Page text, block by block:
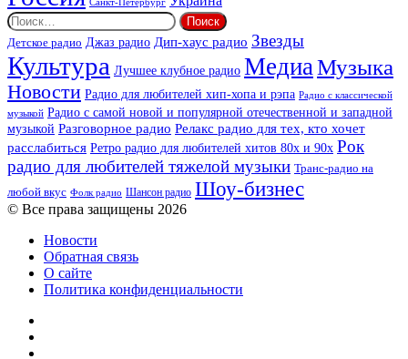
Санкт-Петербург
Найти:
Детское радио Джаз радио Дип-хаус радио Звезды
Культура Лучшее клубное радио МедиаМузыка
Новости Радио для любителей хип-хопа и рэпа Радио с классической
музыкой Радио с самой новой и популярной отечественной и западной
музыкой Разговорное радио Релакс радио для тех, кто хочет
расслабиться Ретро радио для любителей хитов 80х и 90х Рок
радио для любителей тяжелой музыки Транс-радио на
любой вкус Фолк радио Шансон радио Шоу-бизнес
© Все права защищены 2026
Новости
Обратная связь
О сайте
Политика конфиденциальности